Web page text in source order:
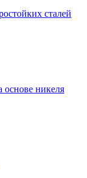
сталей
основе никеля